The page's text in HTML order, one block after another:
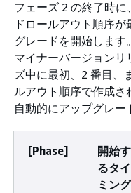
フェーズ 2 の終了時
ドロールアウト順序
グレードを開始しま
マイナーバージョン
ズ中に最初、2 番目、
ルアウト順序で作成さ
自動的にアップグレー
[Phase]
開始す
るタイ
ミング